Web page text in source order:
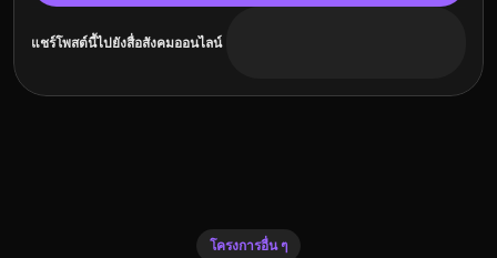
แชร์โพสต์นี้ไปยังสื่อสังคมออนไลน์
โครงการอื่น ๆ